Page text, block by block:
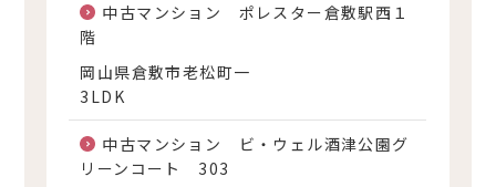
中古マンション ポレスター倉敷駅西１
階
岡山県倉敷市老松町一
3LDK
中古マンション ビ・ウェル酒津公園グ
リーンコート 303